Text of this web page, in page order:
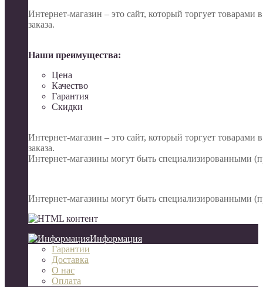
Интернет-магазин – это сайт, который торгует
заказа.
Наши преимущества:
Цена
Качество
Гарантия
Скидки
Интернет-магазин – это сайт, который торгует
заказа.
Интернет-магазины могут быть специализированными
Интернет-магазины могут быть специализированными
Информация
Гарантии
Доставка
О нас
Оплата